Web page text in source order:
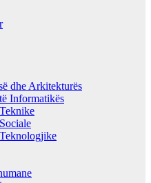
dhe Arkitekturës
Informatikës